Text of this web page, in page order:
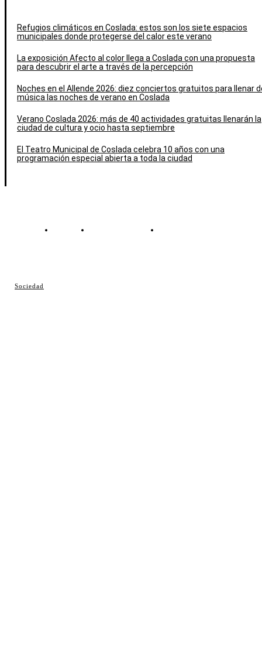
Sociedad
Refugios climáticos en Coslada: estos son los siete espacios
municipales donde protegerse del calor este verano
La exposición Afecto al color llega a Coslada con una propuesta
para descubrir el arte a través de la percepción
Noches en el Allende 2026: diez conciertos gratuitos para llenar
música las noches de verano en Coslada
Verano Coslada 2026: más de 40 actividades gratuitas llenarán la
ciudad de cultura y ocio hasta septiembre
El Teatro Municipal de Coslada celebra 10 años con una
programación especial abierta a toda la ciudad
Contacto Política de cookies